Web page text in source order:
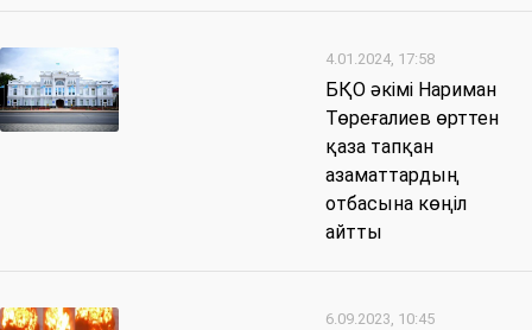
4.01.2024, 17:58
БҚО әкімі Нариман
Төреғалиев өрттен
қаза тапқан
азаматтардың
отбасына көңіл
айтты
6.09.2023, 10:45